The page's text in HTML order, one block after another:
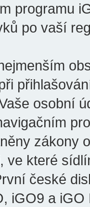
programu
po vaší
osobní
zákony
ve které
české
iGO9 a